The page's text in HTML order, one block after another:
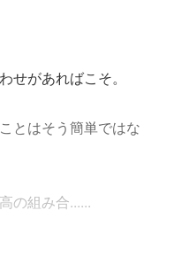
せがあればこそ。
とはそう簡単ではな
の組み合......